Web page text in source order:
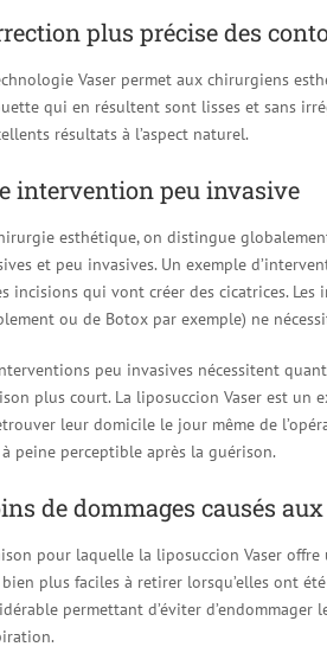
plus précise des
Vaser permet aux chirurgiens
qui en résultent sont lisses et sans
résultats à l’aspect naturel.
intervention peu invasive
esthétique, on distingue
et peu invasives. Un exemple
incisions qui vont créer des cicatrices.
ou de Botox par exemple) ne
peu invasives nécessitent
plus court. La liposuccion Vaser est un
leur domicile le jour même de
peine perceptible après la guérison.
de dommages causés
pour laquelle la liposuccion Vaser
plus faciles à retirer lorsqu’elles ont
permettant d’éviter